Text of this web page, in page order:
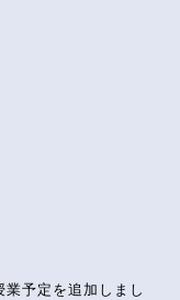
予定を追加しまし